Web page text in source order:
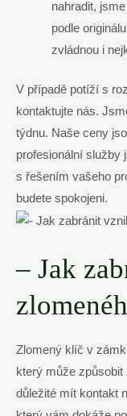
nahradit,
podle
zvládnou i
V případě potíží s
kontaktujte nás.
týdnu. Naše ceny
profesionální služby
s řešením vašeho
budete spokojeni.
– Jak
Zlomený klíč v
který může
důležité mít kontakt